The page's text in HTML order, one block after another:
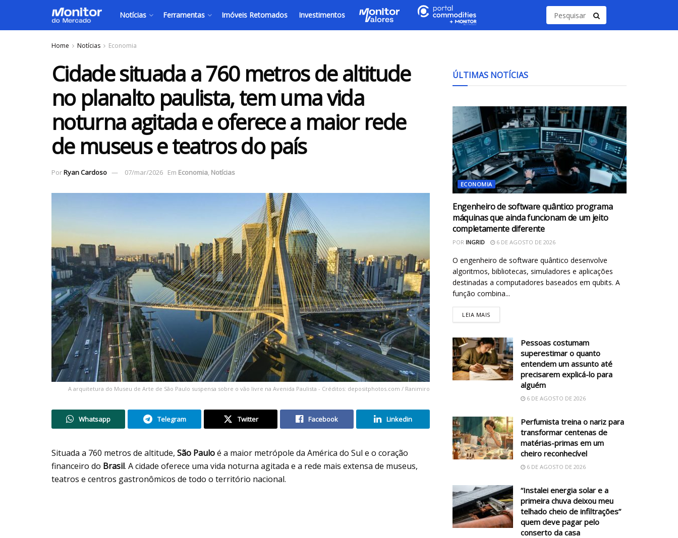
Notícias Ferramentas Imóveis Retomados Investimentos
Home Notícias Economia
Cidade situada a 760 metros de altitude
no planalto paulista, tem uma vida
noturna agitada e oferece a maior rede
de museus e teatros do país
PorRyan Cardoso 07/mar/2026 Em Economia, Notícias
A arquitetura do Museu de Arte de São Paulo suspensa sobre o vão livre na Avenida Paulista - Créditos: depositphotos.com / Ranimiro
Whatsapp Telegram Twitter Facebook Linkedin
Situada a 760 metros de altitude, São Pauloé a maior metrópole da América do Sul e o coração
financeiro do Brasil. A cidade oferece uma vida noturna agitada e a rede mais extensa de museus,
teatros e centros gastronômicos de todo o território nacional.
ÚLTIMAS NOTÍCIAS
ECONOMIA
Engenheiro de software quântico programa
máquinas que ainda funcionam de um jeito
completamente diferente
POR INGRID 6 DE AGOSTO DE 2026
O engenheiro de software quântico desenvolve
algoritmos, bibliotecas, simuladores e aplicações
destinadas a computadores baseados em qubits. A
função combina...
LEIA MAIS
Pessoas costumam
superestimar o quanto
entendem um assunto até
precisarem explicá-lo para
alguém
6 DE AGOSTO DE 2026
Perfumista treina o nariz para
transformar centenas de
matérias-primas em um
cheiro reconhecível
6 DE AGOSTO DE 2026
“Instalei energia solar e a
primeira chuva deixou meu
telhado cheio de infiltrações”
quem deve pagar pelo
conserto da casa